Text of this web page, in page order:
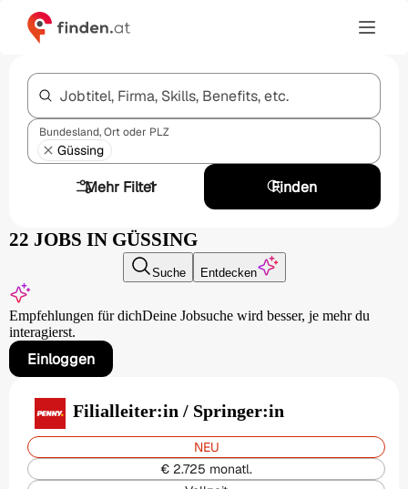
Jobtitel, Firma, Skills, Benefits, etc.
Bundesland, Ort oder PLZ
Güssing
Mehr Filter
1 Finden
22 JOBS IN GÜSSING
Suche Entdecken
Empfehlungen für dichDeine Jobsuche wird besser, je mehr du
interagierst.
Einloggen
Filialleiter:in / Springer:in
NEU
€ 2.725 monatl.